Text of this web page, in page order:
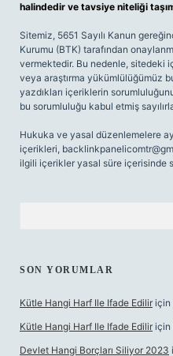
halindedir ve tavsiye niteliği
Sitemiz, 5651 Sayılı Kanun
Kurumu (BTK) tarafından
vermektedir. Bu nedenle, sitedeki
veya araştırma yükümlülüğümüz
yazdıkları içeriklerin
bu sorumluluğu kabul etmiş
Hukuka ve yasal düzenlemelere
içerikleri,
ilgili içerikler yasal süre içerisinde
SON YORUMLAR
Kütle Hangi Harf Ile Ifade Edilir için
Kütle Hangi Harf Ile Ifade Edilir için
Devlet Hangi Borçları Siliyor 2023